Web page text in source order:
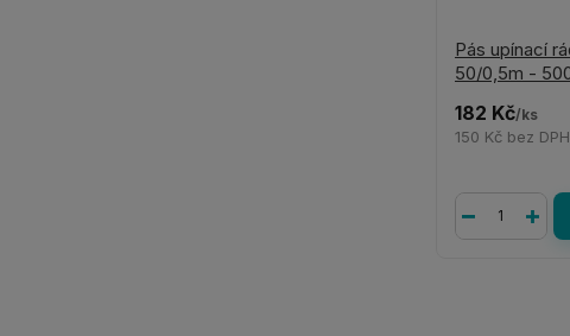
Pás upínací
50/0,5m -
182 Kč/ks
150 Kč bez DPH